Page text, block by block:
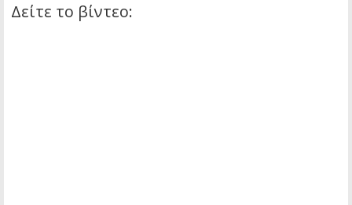
Δείτε το βίντεο: